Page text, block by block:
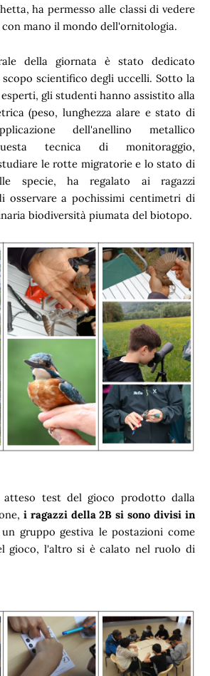
ha permesso alle classi di vedere
mano il mondo dell'ornitologia.
della giornata è stato dedicato
scientifico degli uccelli. Sotto la
gli studenti hanno assistito alla
(peso, lunghezza alare e stato di
dell'anellino metallico
tecnica di monitoraggio,
le rotte migratorie e lo stato di
specie, ha regalato ai ragazzi
osservare a pochissimi centimetri di
biodiversità piumata del biotopo.
test del gioco prodotto dalla
i ragazzi della 2B si sono divisi in
gruppo gestiva le postazioni come
gioco, l'altro si è calato nel ruolo di